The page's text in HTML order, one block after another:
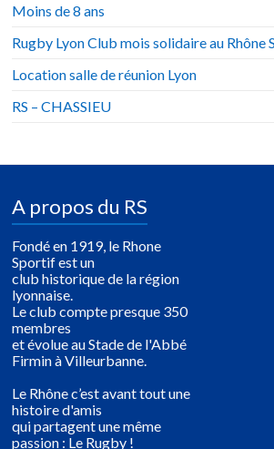
Moins de 8 ans
Rugby Lyon Club mois solidaire au Rhône
Location salle de réunion Lyon
RS – CHASSIEU
A propos du RS
Fondé en 1919, le Rhone
Sportif est un
club historique de la région
lyonnaise.
Le club compte presque 350
membres
et évolue au Stade de l'Abbé
Firmin à Villeurbanne.
Le Rhône c’est avant tout une
histoire d'amis
qui partagent une même
passion : Le Rugby !